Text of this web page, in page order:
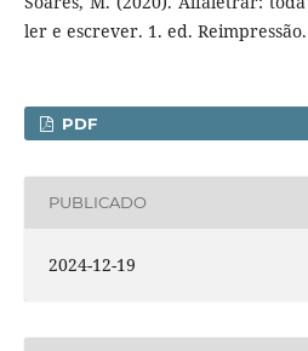
ler e escrever. 1. ed.
PDF
PUBLICADO
2024-12-19